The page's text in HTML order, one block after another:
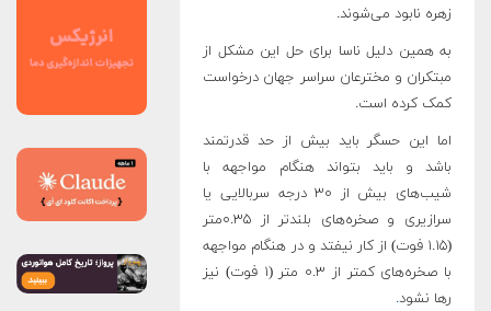
زهره نابود می‌شوند.
به همین دلیل ناسا برای حل این مشکل از
مبتکران و مخترعان سراسر جهان درخواست
کمک کرده است.
اما این حسگر باید بیش از حد قدرتمند
باشد و باید بتواند هنگام مواجهه با
شیب‌های بیش از ۳۰ درجه سربالایی یا
سرازیری و صخره‌های بلندتر از ۰.۳۵متر
(۱.۱۵ فوت) از کار نیفتد و در هنگام مواجهه
با صخره‌های کمتر از ۰.۳ متر (۱ فوت) نیز
رها نشود.